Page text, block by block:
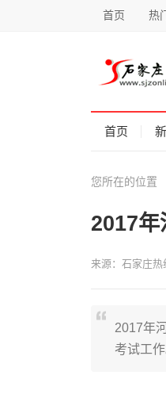
首页 热
首页
您所在的位置
2017
来源： 石家庄热
2017年
考试工